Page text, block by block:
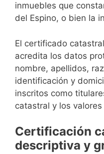
inmuebles que
del Espino, o bien la
El certificado
acredita los datos
nombre, apellidos,
identificación y
inscritos como
catastral y los
Certificación
descriptiva y